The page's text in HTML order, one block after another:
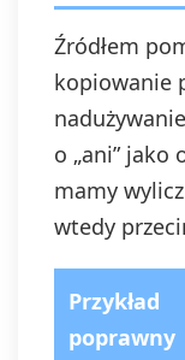
Źródłem
kopiowanie
o „ani” jako
mamy
wtedy
Przykład
poprawny